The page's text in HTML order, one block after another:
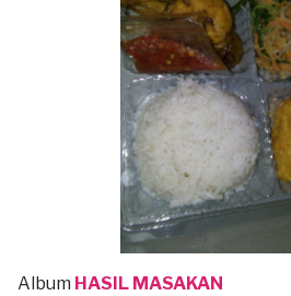
Album HASIL MASAKAN